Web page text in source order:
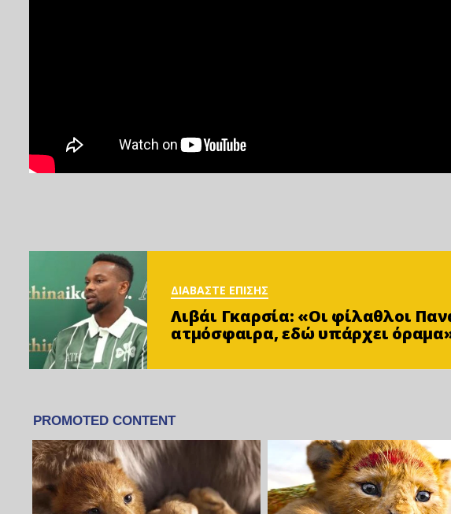
ΔΙΑΒΑΣΤΕ ΕΠΙΣΗΣ
Λιβάι Γκαρσία: «Οι φίλαθλοι
ατμόσφαιρα, εδώ υπάρχει